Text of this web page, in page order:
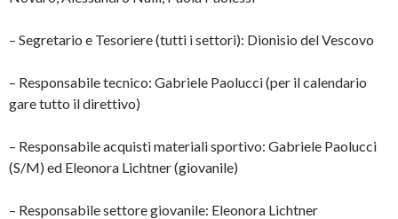
– Segretario e Tesoriere (tutti i settori): Dionisio del Vescovo
– Responsabile tecnico: Gabriele Paolucci (per il calendario
gare tutto il direttivo)
– Responsabile acquisti materiali sportivo: Gabriele Paolucci
(S/M) ed Eleonora Lichtner (giovanile)
– Responsabile settore giovanile: Eleonora Lichtner